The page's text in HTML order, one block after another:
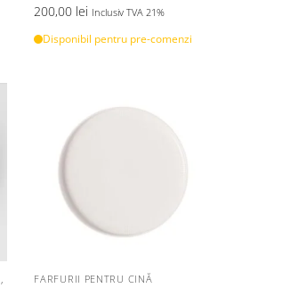
200,00 lei Inclusiv TVA 21%
Disponibil pentru pre-comenzi
FARFURII PENTRU CINĂ